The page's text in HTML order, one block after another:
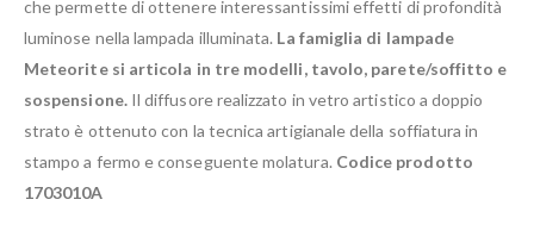
che permette di ottenere interessantissimi effetti di profondità
luminose nella lampada illuminata. La famiglia di lampade
Meteorite si articola in tre modelli, tavolo, parete/soffitto e
sospensione.Il diffusore realizzato in vetro artistico a doppio
strato è ottenuto con la tecnica artigianale della soffiatura in
stampo a fermo e conseguente molatura. Codice prodotto
1703010A